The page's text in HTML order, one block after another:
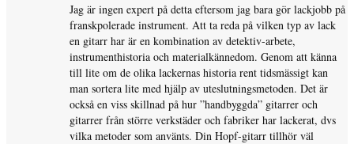
Jag är ingen expert på detta eftersom jag bara gör lackjobb på
franskpolerade instrument. Att ta reda på vilken typ av lack
en gitarr har är en kombination av detektiv-arbete,
instrumenthistoria och materialkännedom. Genom att känna
till lite om de olika lackernas historia rent tidsmässigt kan
man sortera lite med hjälp av uteslutningsmetoden. Det är
också en viss skillnad på hur ”handbyggda” gitarrer och
gitarrer från större verkstäder och fabriker har lackerat, dvs
vilka metoder som använts. Din Hopf-gitarr tillhör väl